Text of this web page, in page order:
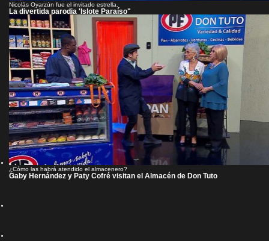
Nicolás Oyarzún fue el invitado estrella.
La divertida parodia 'Islote Paraíso"
¿Cómo las habrá atendido el almacenero?
Gaby Hernández y Paty Cofré visitan el Almacén de Don Tuto